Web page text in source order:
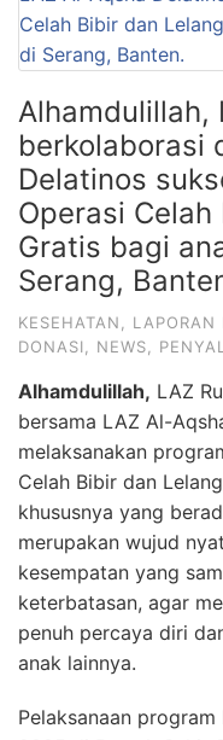
Alhamdulillah,
berkolaborasi
Delatinos
Operasi
Gratis bagi
Serang,
KESEHATAN
LAPORAN
DONASI
NEWS
Alhamdulillah, LAZ
bersama LAZ Al-
melaksanakan
Celah Bibir dan
khususnya yang
merupakan wujud
kesempatan yang
keterbatasan, agar
penuh percaya diri
anak lainnya.
Pelaksanaan